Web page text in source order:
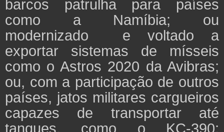
barcos patrulha para países
como a Namíbia; ou
modernizado e voltado a
exportar sistemas de mísseis
como o Astros 2020 da Avibras;
ou, com a participação de outros
países, jatos militares cargueiros
capazes de transportar até
tanques, como o KC-390;